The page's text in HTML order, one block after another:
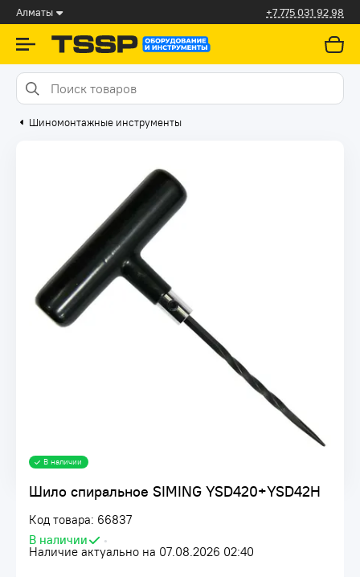
Алматы +7 775 031 92 98
Шиномонтажные инструменты
Шило спиральное SIMING YSD420+YSD42H
Код товара: 66837
В наличии
•
Наличие актуально на 07.08.2026 02:40
В наличии